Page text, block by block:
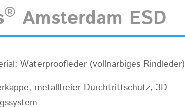
® Amsterdam ESD
Waterproofleder (vollnarbiges Rindleder)
metallfreier Durchtrittschutz, 3D-